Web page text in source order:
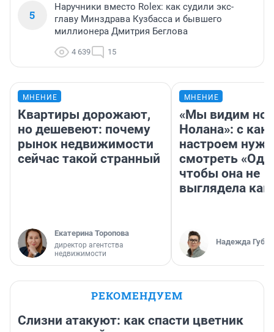
5
Наручники вместо Rolex: как судили экс-
главу Минздрава Кузбасса и бывшего
миллионера Дмитрия Беглова
4 639 15
МНЕНИЕ
Квартиры дорожают,
но дешевеют: почему
рынок недвижимости
сейчас такой странный
Екатерина Торопова
директор агентства
недвижимости
МНЕНИЕ
«Мы видим
Нолана»: с
настроем
смотреть
чтобы она не
выглядела как
Надежда
РЕКОМЕНДУЕМ
Слизни атакуют: как спасти цветник